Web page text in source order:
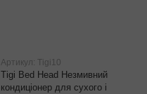
Артикул: Tigi10
Tigi Bed Head Незмивний
кондиціонер для сухого і